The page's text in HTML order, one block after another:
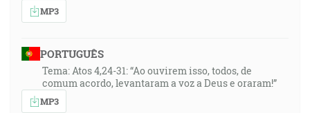
MP3
PORTUGUÊS
Tema: Atos 4,24-31: “Ao ouvirem isso, todos, de
comum acordo, levantaram a voz a Deus e oraram!”
MP3